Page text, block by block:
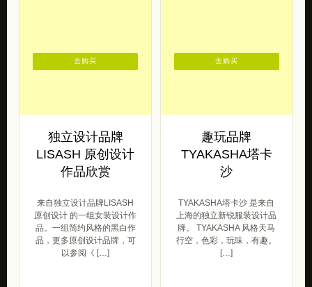
独立设计品牌
LISASH 原创设计
作品欣赏
来自独立设计品牌LISASH
原创设计 的一组女装设计作
品。一组简约风格的黑白作
品，更多原创设计品牌，可
以参阅《 […]
去购买
趣玩品牌
TYAKASHA塔卡
沙
TYAKASHA塔卡沙 是来自
上海的独立新锐服装设计品
牌。 TYAKASHA 风格天马
行空，色彩，玩味，有趣。
[…]
去购买